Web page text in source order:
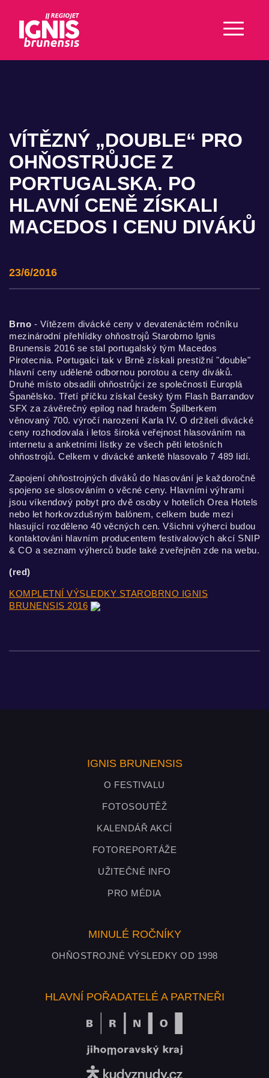
VÍTĚZNÝ „DOUBLE“ PRO
OHŇOSTRŮJCE Z
PORTUGALSKA. PO
HLAVNÍ CENĚ ZÍSKALI
MACEDOS I CENU DIVÁKŮ
23/6/2016
Brno - Vítězem divácké ceny v devatenáctém ročníku
mezinárodní přehlídky ohňostrojů Starobrno Ignis
Brunensis 2016 se stal portugalský tým Macedos
Pirotecnia. Portugalci tak v Brně získali prestižní "double"
hlavní ceny udělené odbornou porotou a ceny diváků.
Druhé místo obsadili ohňostrůjci ze společnosti Europlá
Španělsko. Třetí příčku získal český tým Flash Barrandov
SFX za závěrečný epilog nad hradem Špilberkem
věnovaný 700. výročí narození Karla IV. O držiteli divácké
ceny rozhodovala i letos široká veřejnost hlasováním na
internetu a anketními lístky ze všech pěti letošních
ohňostrojů. Celkem v divácké anketě hlasovalo 7 489 lidí.
Zapojení ohňostrojných diváků do hlasování je každoročně
spojeno se slosováním o věcné ceny. Hlavními výhrami
jsou víkendový pobyt pro dvě osoby v hotelích Orea Hotels
nebo let horkovzdušným balónem, celkem bude mezi
hlasující rozděleno 40 věcných cen. Všichni výherci budou
kontaktováni hlavním producentem festivalových akcí SNIP
& CO a seznam výherců bude také zveřejněn zde na webu.
(red)
KOMPLETNÍ VÝSLEDKY STAROBRNO IGNIS
BRUNENSIS 2016
IGNIS BRUNENSIS
O FESTIVALU
FOTOSOUTĚŽ
KALENDÁŘ AKCÍ
FOTOREPORTÁŽE
UŽITEČNÉ INFO
PRO MÉDIA
MINULÉ ROČNÍKY
OHŇOSTROJNÉ VÝSLEDKY OD 1998
HLAVNÍ POŘADATELÉ A PARTNEŘI